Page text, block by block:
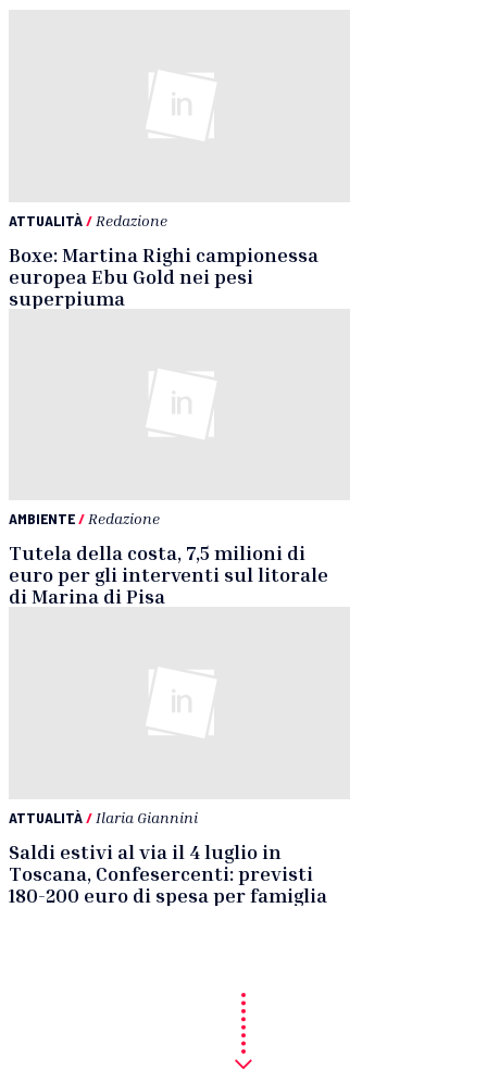
ATTUALITÀ/ Redazione
Boxe: Martina Righi campionessa
europea Ebu Gold nei pesi
superpiuma
AMBIENTE/ Redazione
Tutela della costa, 7,5 milioni di
euro per gli interventi sul litorale
di Marina di Pisa
ATTUALITÀ/ Ilaria Giannini
Saldi estivi al via il 4 luglio in
Toscana, Confesercenti: previsti
180-200 euro di spesa per famiglia